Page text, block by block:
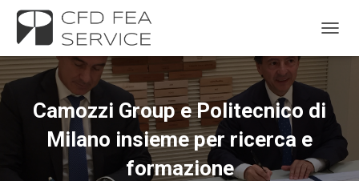
Camozzi Group e Politecnico di
Milano insieme per ricerca e
formazione